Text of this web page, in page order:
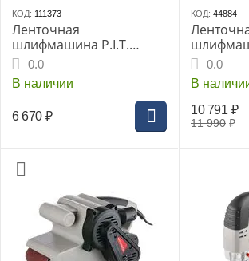
КОД: 111373
Ленточная
шлифмашина P.I.T.
PBS75-C1 МАСТЕР, 900 Вт
0.0
В наличии
6 670 ₽
КОД: 44884
Интерскол
ЛШМ-100/
0.0
В
11 990 ₽
10 791 ₽